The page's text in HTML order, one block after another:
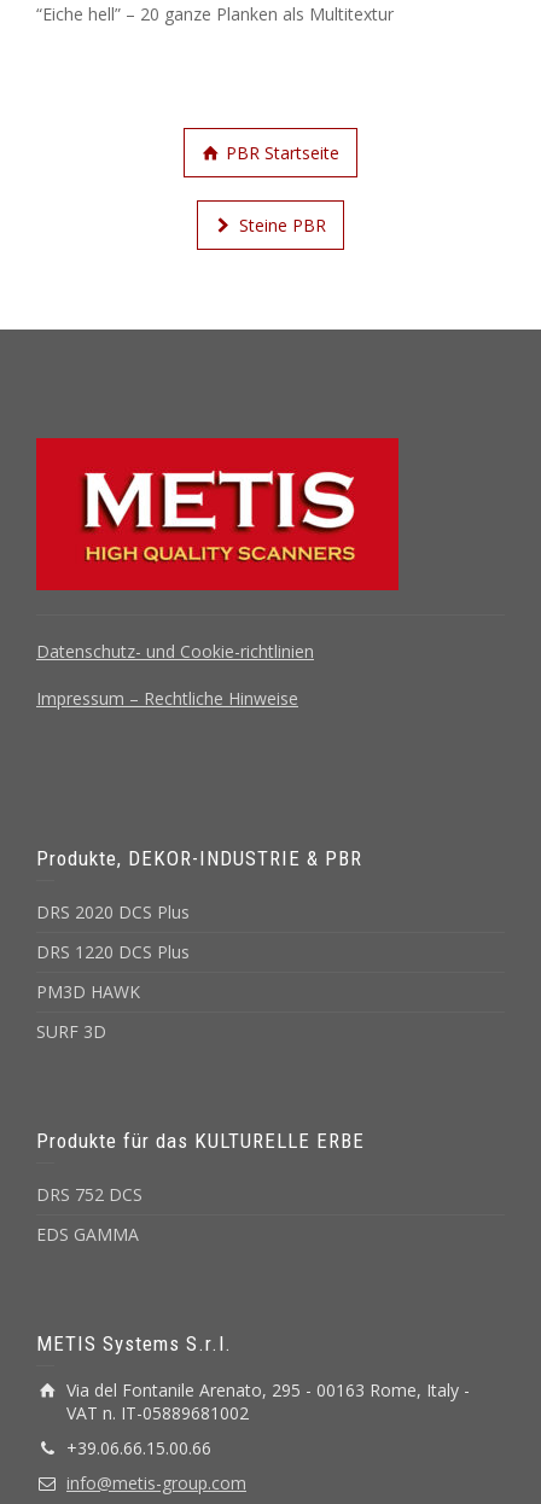
“Eiche hell” – 20 ganze Planken als Multitextur
PBR Startseite
Steine PBR
Datenschutz- und Cookie-richtlinien
Impressum – Rechtliche Hinweise
Produkte, DEKOR-INDUSTRIE & PBR
DRS 2020 DCS Plus
DRS 1220 DCS Plus
PM3D HAWK
SURF 3D
Produkte für das KULTURELLE ERBE
DRS 752 DCS
EDS GAMMA
METIS Systems S.r.l.
Via del Fontanile Arenato, 295 - 00163 Rome, Italy -
VAT n. IT-05889681002
+39.06.66.15.00.66
info@metis-group.com